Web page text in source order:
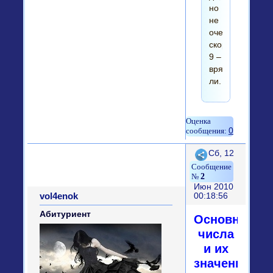
но
не
очень
скор.
9 –
вряд
ли.
0
Поделиться
2
Сб, 12
Июн 2010
00:18:56
vol4enok
Абитуриент
Основные
числа
и их
значения